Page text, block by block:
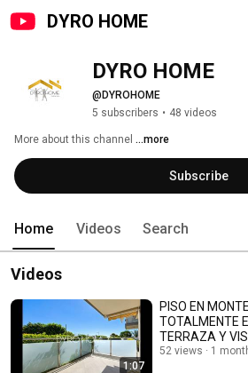
DYRO HOME
@DYROHOME
5 subscribers • 48 videos
More about this channel ...more
Subscribe
Home Videos Search
Videos
1:07
PISO EN
TOTALMENTE
TERRAZA Y
DESPEJADAS
52 views 1